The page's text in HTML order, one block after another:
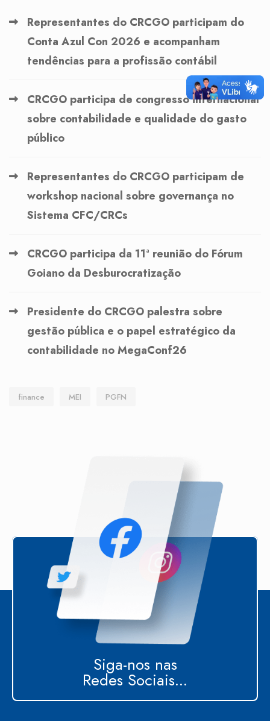
Representantes do CRCGO participam do
Conta Azul Con 2026 e acompanham
tendências para a profissão contábil
CRCGO participa de congresso internacional
sobre contabilidade e qualidade do gasto
público
Representantes do CRCGO participam de
workshop nacional sobre governança no
Sistema CFC/CRCs
CRCGO participa da 11ª reunião do Fórum
Goiano da Desburocratização
Presidente do CRCGO palestra sobre
gestão pública e o papel estratégico da
contabilidade no MegaConf26
finance MEI PGFN
Siga-nos nas
Redes Sociais...